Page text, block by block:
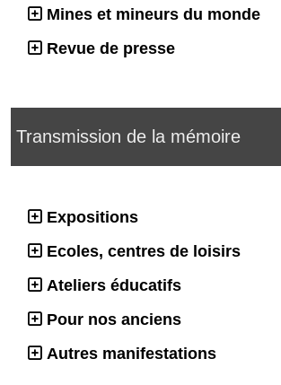
Mines et mineurs du monde
Revue de presse
Transmission de la mémoire
Expositions
Ecoles, centres de loisirs
Ateliers éducatifs
Pour nos anciens
Autres manifestations